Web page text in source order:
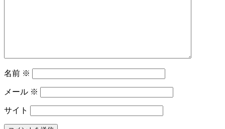
名前 ※
メール ※
サイト